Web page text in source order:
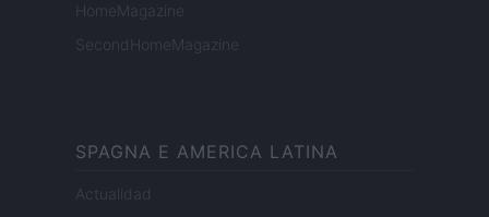
HomeMagazine
SecondHomeMagazine
SPAGNA E AMERICA LATINA
Actualidad